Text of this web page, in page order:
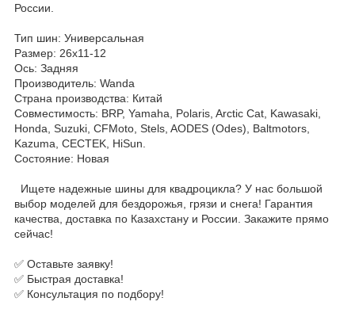
России.
Тип шин: Универсальная
Размер: 26х11-12
Ось: Задняя
Производитель: Wanda
Страна производства: Китай
Совместимость: BRP, Yamaha, Polaris, Arctic Cat, Kawasaki,
Honda, Suzuki, CFMoto, Stels, AODES (Odes), Baltmotors,
Kazuma, CECTEK, HiSun.
Состояние: Новая
Ищете надежные шины для квадроцикла? У нас большой
выбор моделей для бездорожья, грязи и снега! Гарантия
качества, доставка по Казахстану и России. Закажите прямо
сейчас!
✅ Оставьте заявку!
✅ Быстрая доставка!
✅ Консультация по подбору!